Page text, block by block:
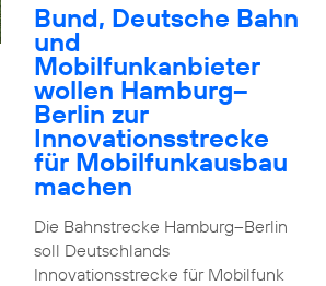
Bund, Deutsche Bahn
und
Mobilfunkanbieter
wollen Hamburg–
Berlin zur
Innovationsstrecke
für Mobilfunkausbau
machen
Die Bahnstrecke Hamburg–Berlin
soll Deutschlands
Innovationsstrecke für Mobilfunk